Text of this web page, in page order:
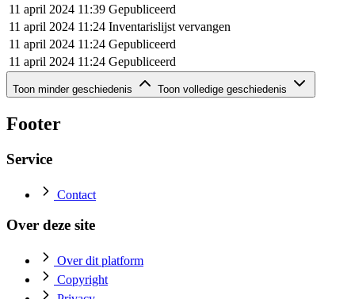
11 april 2024 11:39 Gepubliceerd
11 april 2024 11:24 Inventarislijst vervangen
11 april 2024 11:24 Gepubliceerd
11 april 2024 11:24 Gepubliceerd
Geschiedenis (rij 6 - 7)
Datum
Actie
11 april 2024 10:48
Toon minder geschiedenis Toon volledige geschiedenis
Footer
Service
Contact
Over deze site
Over dit platform
Copyright